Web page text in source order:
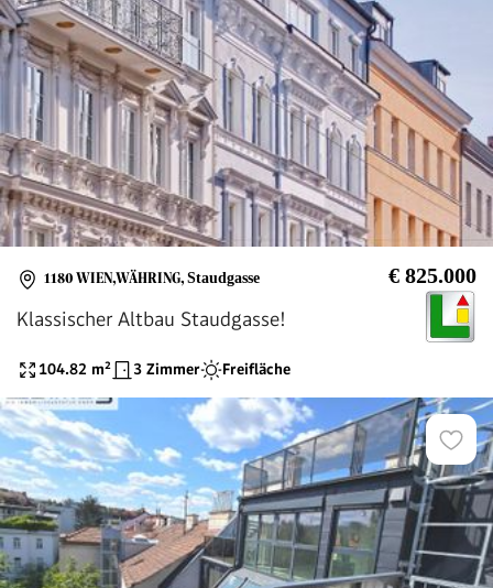
1180 WIEN,WÄHRING, Staudgasse € 825.000
Klassischer Altbau Staudgasse!
104.82 m² 3 Zimmer Freifläche